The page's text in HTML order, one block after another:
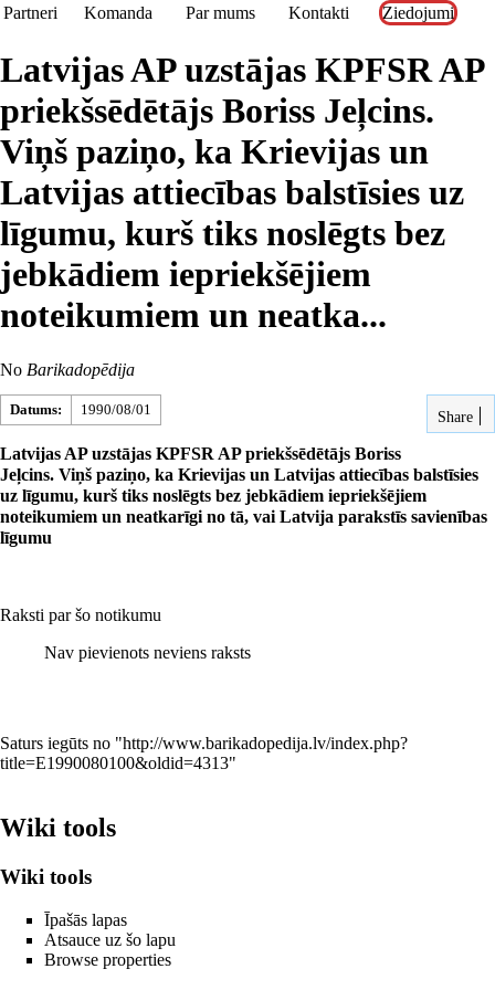
Partneri Komanda Par mums Kontakti Ziedojumi
Latvijas AP uzstājas KPFSR AP
priekšsēdētājs Boriss Jeļcins.
Viņš paziņo, ka Krievijas un
Latvijas attiecības balstīsies uz
līgumu, kurš tiks noslēgts bez
jebkādiem iepriekšējiem
noteikumiem un neatka...
No Barikadopēdija
Share
Datums: 1990/08/01
Latvijas AP uzstājas KPFSR AP priekšsēdētājs Boriss
Jeļcins. Viņš paziņo, ka Krievijas un Latvijas attiecības balstīsies
uz līgumu, kurš tiks noslēgts bez jebkādiem iepriekšējiem
noteikumiem un neatkarīgi no tā, vai Latvija parakstīs savienības
līgumu
Raksti par šo notikumu
Nav pievienots neviens raksts
Saturs iegūts no "http://www.barikadopedija.lv/index.php?
title=E1990080100&oldid=4313"
Wiki tools
Wiki tools
Īpašās lapas
Atsauce uz šo lapu
Browse properties